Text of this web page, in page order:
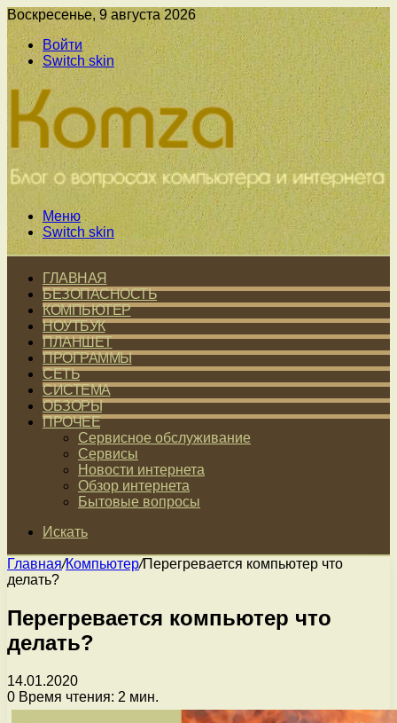
Воскресенье, 9 августа 2026
Войти
Switch skin
Меню
Switch skin
ГЛАВНАЯ
БЕЗОПАСНОСТЬ
КОМПЬЮТЕР
НОУТБУК
ПЛАНШЕТ
ПРОГРАММЫ
СЕТЬ
СИСТЕМА
ОБЗОРЫ
ПРОЧЕЕ
Сервисное обслуживание
Сервисы
Новости интернета
Обзор интернета
Бытовые вопросы
Искать
Главная/Компьютер/Перегревается компьютер что
делать?
Перегревается компьютер что
делать?
14.01.2020
0 Время чтения: 2 мин.